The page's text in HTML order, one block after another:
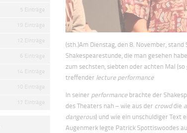
(sth.)Am Dienstag, den 8. November,
Shakespearestunde, die man gesehen
zum sechsten, siebten oder achten Mal
treffender lecture performance
In seiner performance brachte der
des Theaters nah – wie aus der crowddie
dangerous) und wie ein unschuldiger Text
Augenmerk legte Patrick Spottiswoodes
5 Einträge
19 Einträge
12 Einträge
6 Einträge
14 Einträge
10 Einträge
17 Einträge